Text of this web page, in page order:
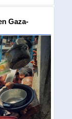
Gaza-